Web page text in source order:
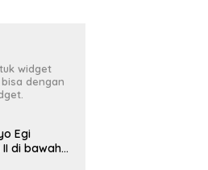
widget
dengan
Egi
di bawah